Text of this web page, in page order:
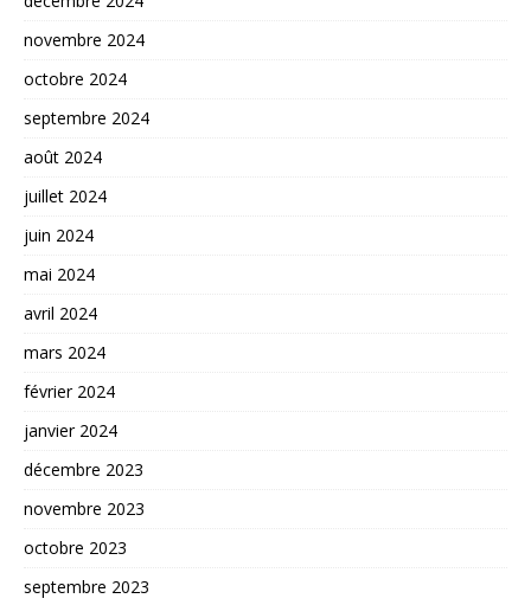
novembre 2024
octobre 2024
septembre 2024
août 2024
juillet 2024
juin 2024
mai 2024
avril 2024
mars 2024
février 2024
janvier 2024
décembre 2023
novembre 2023
octobre 2023
septembre 2023